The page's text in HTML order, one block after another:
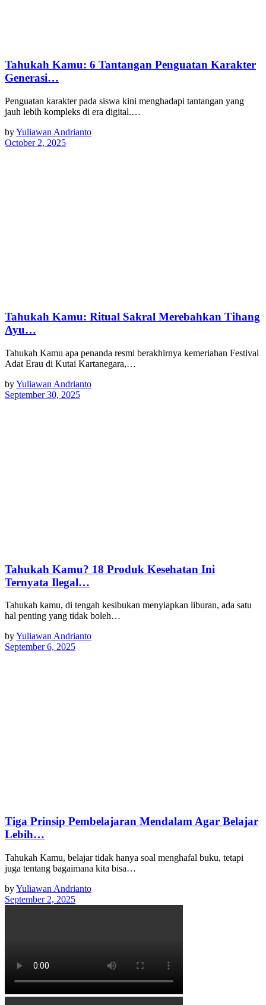
Tahukah Kamu: 6 Tantangan Penguatan Karakter
Generasi…
Penguatan karakter pada siswa kini menghadapi tantangan yang
jauh lebih kompleks di era digital.…
byYuliawan Andrianto
October 2, 2025
Tahukah Kamu: Ritual Sakral Merebahkan Tihang
Ayu…
Tahukah Kamu apa penanda resmi berakhirnya kemeriahan Festival
Adat Erau di Kutai Kartanegara,…
byYuliawan Andrianto
September 30, 2025
Tahukah Kamu? 18 Produk Kesehatan Ini
Ternyata Ilegal…
Tahukah kamu, di tengah kesibukan menyiapkan liburan, ada satu
hal penting yang tidak boleh…
byYuliawan Andrianto
September 6, 2025
Tiga Prinsip Pembelajaran Mendalam Agar Belajar
Lebih…
Tahukah Kamu, belajar tidak hanya soal menghafal buku, tetapi
juga tentang bagaimana kita bisa…
byYuliawan Andrianto
September 2, 2025